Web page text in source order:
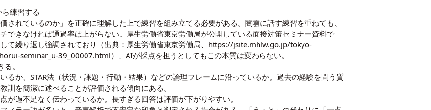
練習する
されているのか」を正確に理解した上で練習を組み立てる必要がある。闇雲に話す練習を重ねても、
できなければ通過率は上がらない。厚生労働省東京労働局が公開している面接対策セミナー資料で
て繰り返し強調されており（出典：厚生労働省東京労働局、 https://jsite.mhlw.go.jp/tokyo-
seminar_u-39_00007.html）、AIが採点を担うとしてもこの本質は変わらない。
。
るか、STAR法（状況・課題・行動・結果）などの論理フレームに沿っているか。過去の経験を問う質
訓を簡潔に述べることが評価される傾向にある。
が過不足なく伝わっているか。長すぎる回答は評価が下がりやすい。